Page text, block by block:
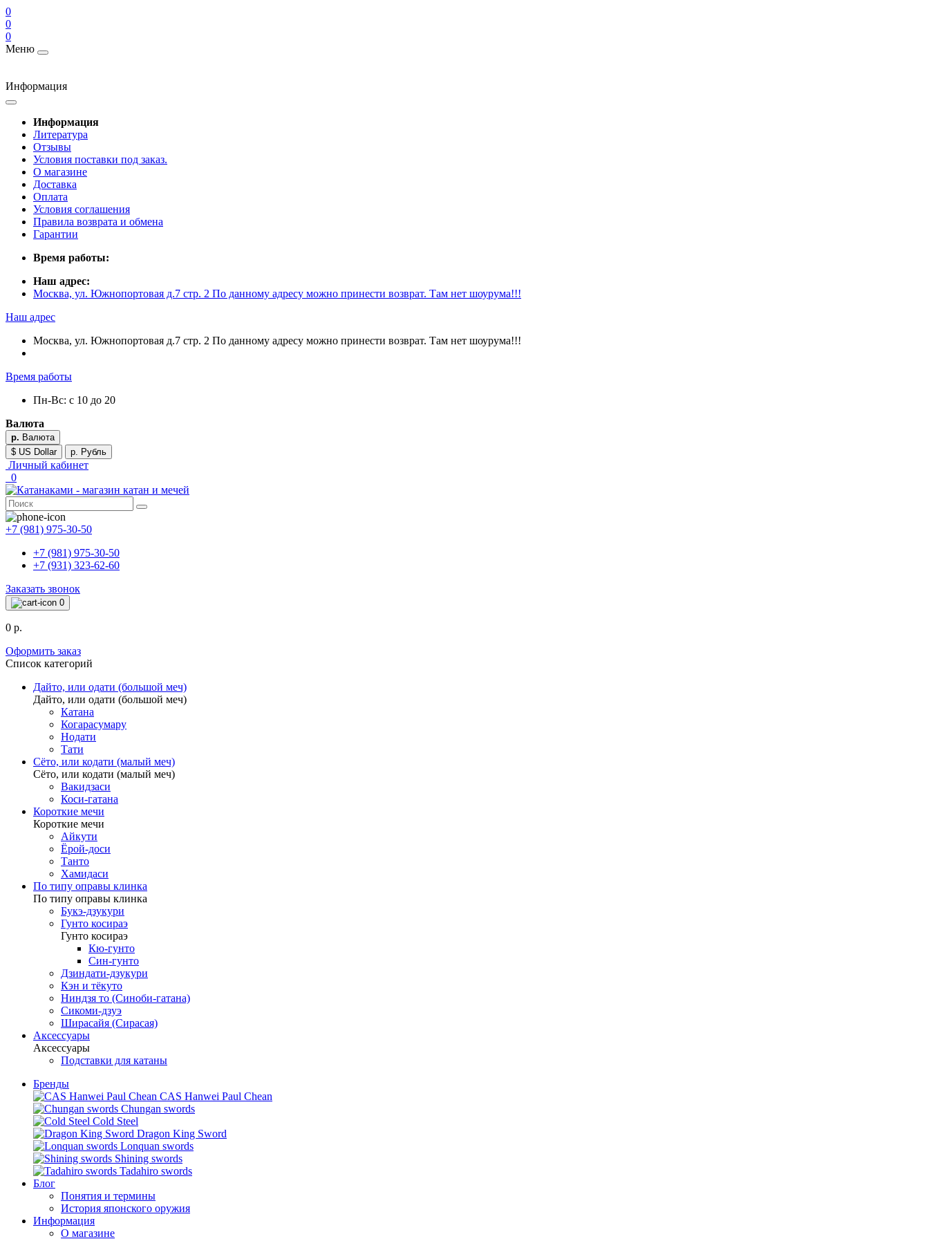
0
0
0
Меню
Информация
Информация
Литература
Отзывы
Условия поставки под заказ.
О магазине
Доставка
Оплата
Условия соглашения
Правила возврата и обмена
Гарантии
Время работы:
Наш адрес:
Москва, ул. Южнопортовая д.7 стр. 2 По данному адресу можно принести возврат. Там нет шоурума!!!
Наш адрес
Москва, ул. Южнопортовая д.7 стр. 2 По данному адресу можно принести возврат. Там нет шоурума!!!
Время работы
Пн-Вс: с 10 до 20
Валюта
р. Валюта
$ US Dollar
р. Рубль
Личный кабинет
0
+7 (981) 975-30-50
+7 (981) 975-30-50
+7 (931) 323-62-60
Заказать звонок
0
0 р.
Оформить заказ
Список категорий
Дайто, или одати (большой меч)
Дайто, или одати (большой меч)
Катана
Когарасумару
Нодати
Тати
Сёто, или кодати (малый меч)
Сёто, или кодати (малый меч)
Вакидзаси
Коси-гатана
Короткие мечи
Короткие мечи
Айкути
Ёрой-доси
Танто
Хамидаси
По типу оправы клинка
По типу оправы клинка
Букэ-дзукури
Гунто косираэ
Гунто косираэ
Кю-гунто
Син-гунто
Дзиндати-дзукури
Кэн и тёкуто
Ниндзя то (Синоби-гатана)
Сикоми-дзуэ
Ширасайя (Сирасая)
Аксессуары
Аксессуары
Подставки для катаны
Бренды
CAS Hanwei Paul Chean
Chungan swords
Cold Steel
Dragon King Sword
Lonquan swords
Shining swords
Tadahiro swords
Блог
Понятия и термины
История японского оружия
Информация
О магазине